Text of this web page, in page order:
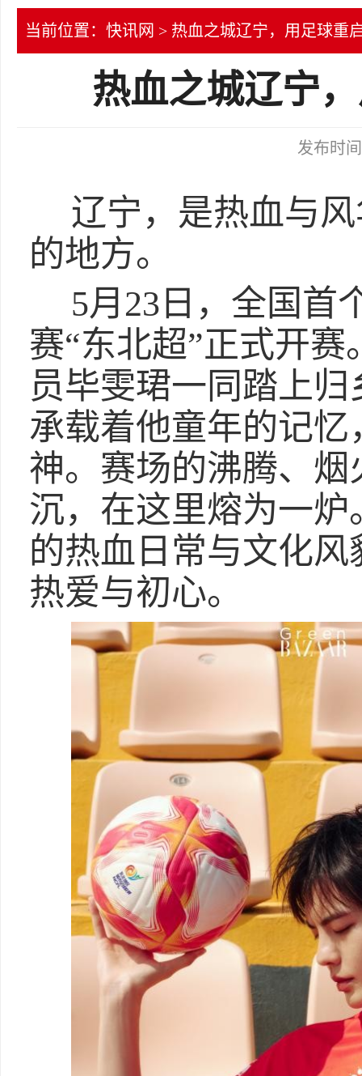
当前位置： 快讯网 > 热血之城辽宁，用足球重
热血之城辽宁
发布时
辽宁，是热血与
的地方。
5月23日，全国首
赛“东北超”正式开
员毕雯珺一同踏上
承载着他童年的记
神。赛场的沸腾、
沉，在这里熔为一
的热血日常与文化
热爱与初心。